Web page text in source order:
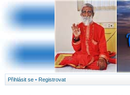
Přihlásit se • Registrovat